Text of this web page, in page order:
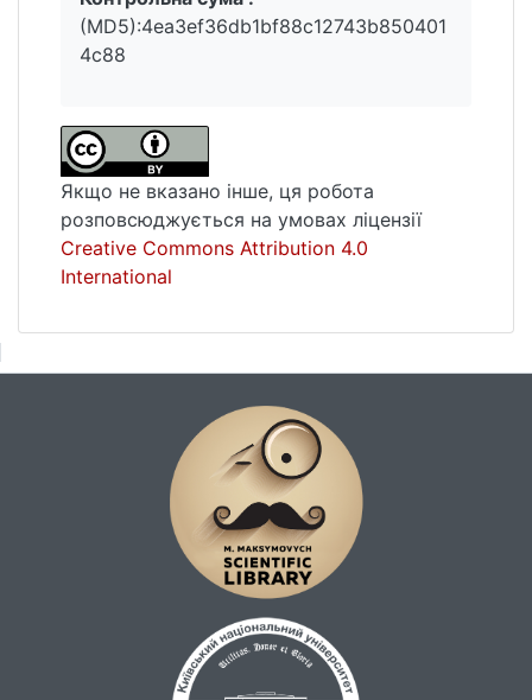
(MD5):4ea3ef36db1bf88c12743b850401
4c88
Якщо не вказано інше, ця робота
розповсюджується на умовах ліцензії
Creative Commons Attribution 4.0
International